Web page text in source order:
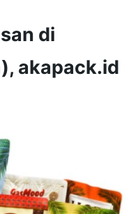
di
akapack.id